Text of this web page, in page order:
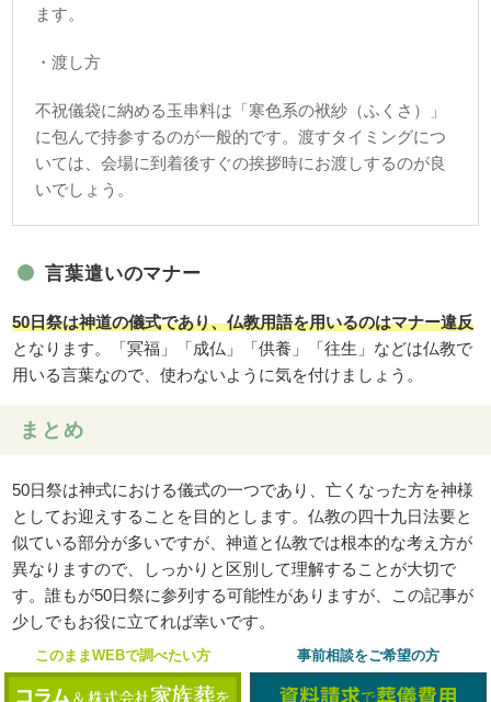
ます。
・渡し方
不祝儀袋に納める玉串料は「寒色系の袱紗（ふくさ）」
に包んで持参するのが一般的です。渡すタイミングにつ
いては、会場に到着後すぐの挨拶時にお渡しするのが良
いでしょう。
言葉遣いのマナー
50日祭は神道の儀式であり、仏教用語を用いるのはマナー違反
となります。「冥福」「成仏」「供養」「往生」などは仏教で
用いる言葉なので、使わないように気を付けましょう。
まとめ
50日祭は神式における儀式の一つであり、亡くなった方を神様
としてお迎えすることを目的とします。仏教の四十九日法要と
似ている部分が多いですが、神道と仏教では根本的な考え方が
異なりますので、しっかりと区別して理解することが大切で
す。誰もが50日祭に参列する可能性がありますが、この記事が
少しでもお役に立てれば幸いです。
このままWEBで調べたい方 事前相談をご希望の方